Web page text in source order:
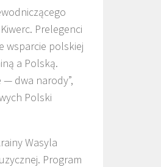
Prelegenci
wsparcie polskiej
a Polską.
dwa narody”,
Polski
Wasyla
Program